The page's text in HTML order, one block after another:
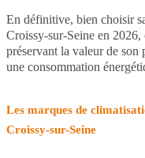
En définitive, bien choisir
Croissy-sur-Seine en
préservant la valeur de
une consommation
Les marques de
Croissy-sur-Seine